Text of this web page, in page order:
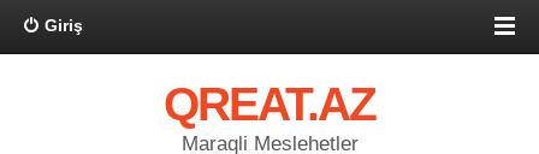
Giriş
QREAT.AZ
Maraqli Meslehetler